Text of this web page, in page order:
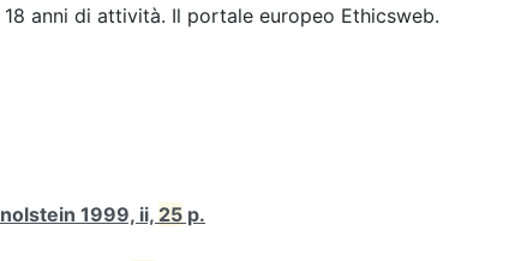
anni di attività. Il portale europeo Ethicsweb.
1999, ii, 25 p.